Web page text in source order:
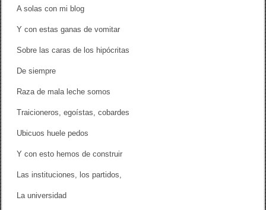
l
]
A solas con mi blog
Y con estas ganas de vomitar
Sobre las caras de los hipócritas
De siempre
Raza de mala leche somos
Traicioneros, egoístas, cobardes
Ubicuos huele pedos
Y con esto hemos de construir
Las instituciones, los partidos,
La universidad